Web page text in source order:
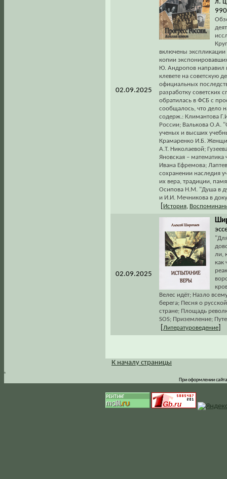
02.09.2025
л.
включены экспликации
копии
Ю. Андропов направил
клевете на советскую
официальных
разработку советских
обратилась в ФСБ с
сообщалось, что дело
содерж.: Климантова
России; Валькова О.А.
ученых и высших
Крамаренко И.Б.
А.Т. Николаевой;
Яновская –
Ивана Ефремова;
сохранении наследия
их вера, традиции,
Осипова Н.М. "Душа в
и И.И. Мечникова в
История,
02.09.2025
ли,
как
Велес идёт; Назло
берега; Песня о
стране; Площадь
SOS; Приземление;
Литературоведение
.
К началу страницы
При оформлении